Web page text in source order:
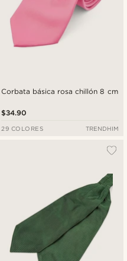
Corbata básica rosa chillón 8 cm
$34.90
29 COLORES TRENDHIM